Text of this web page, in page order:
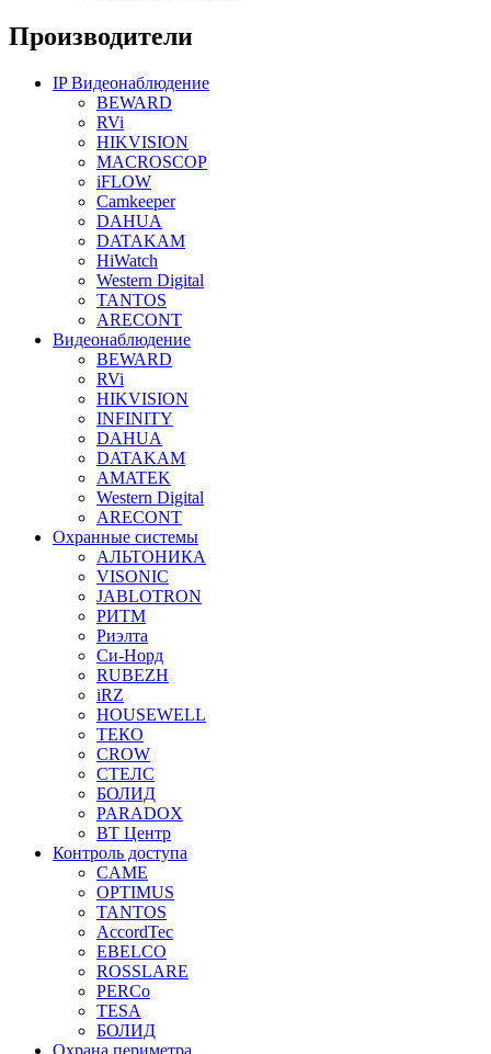
Производители
IP Видеонаблюдение
BEWARD
RVi
HIKVISION
MACROSCOP
iFLOW
Camkeeper
DAHUA
DATAKAM
HiWatch
Western Digital
TANTOS
ARECONT
Видеонаблюдение
BEWARD
RVi
HIKVISION
INFINITY
DAHUA
DATAKAM
AMATEK
Western Digital
ARECONT
Охранные системы
АЛЬТОНИКА
VISONIC
JABLOTRON
РИТМ
Риэлта
Си-Норд
RUBEZH
iRZ
HOUSEWELL
ТЕКО
CROW
СТЕЛС
БОЛИД
PARADOX
ВТ Центр
Контроль доступа
CAME
OPTIMUS
TANTOS
AccordTec
EBELCO
ROSSLARE
PERCo
TESA
БОЛИД
Охрана периметра